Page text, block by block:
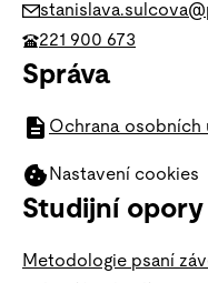
221 900 673
Správa
Ochrana osobních
Nastavení cookies
Studijní opory
Metodologie psaní